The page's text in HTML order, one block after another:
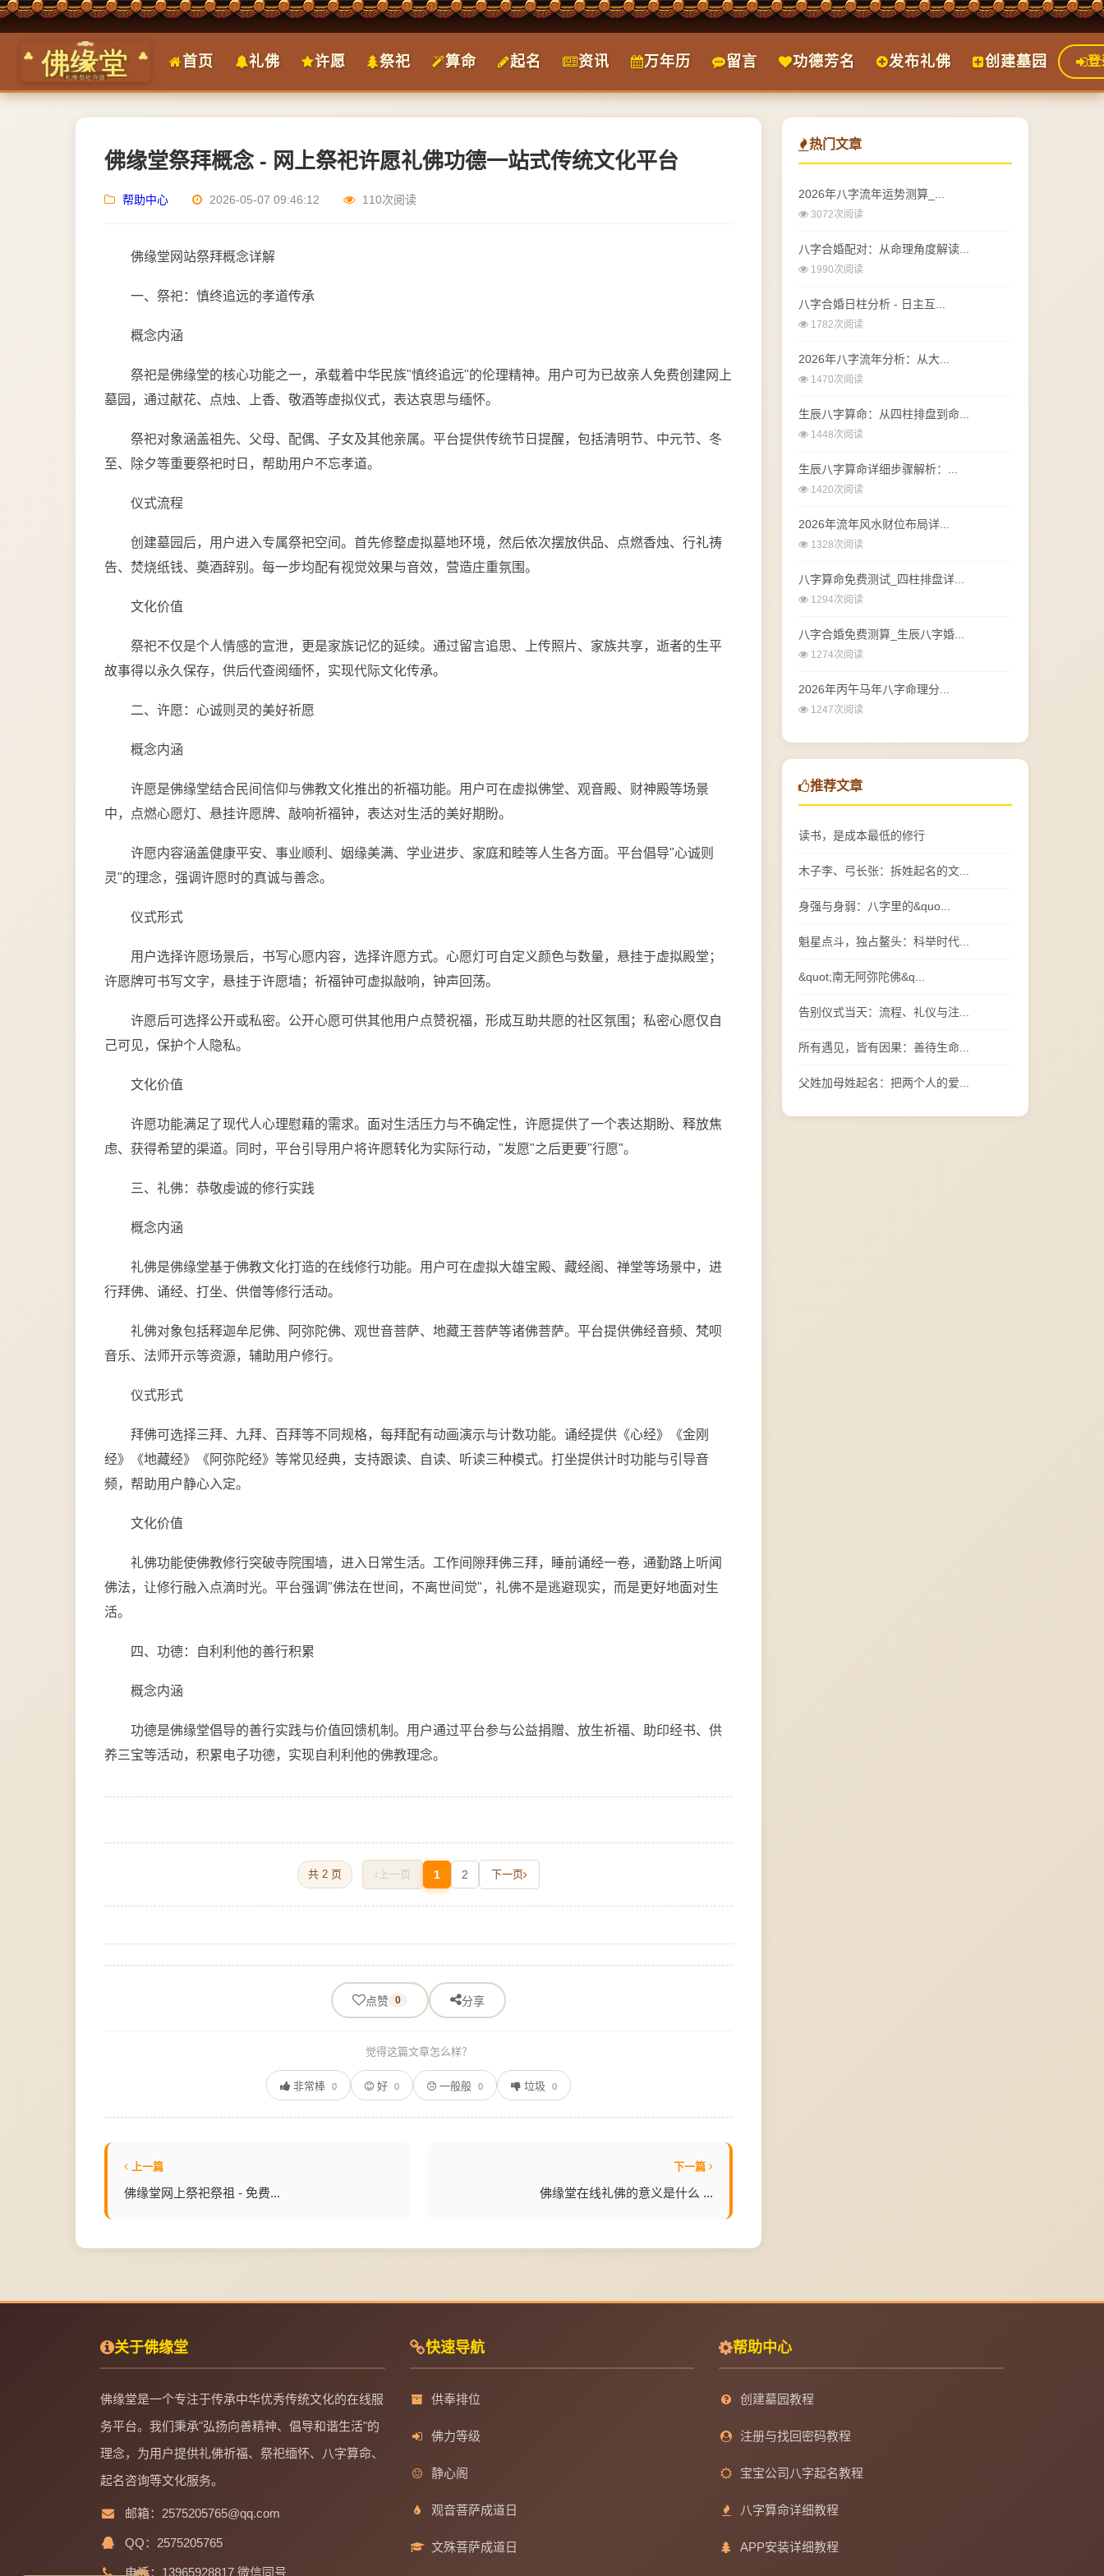
首页 礼佛 许愿 祭祀 算命 起名 资讯 万年历 留言 功德芳名 发布礼佛 创建墓园 登
佛缘堂祭拜概念 - 网上祭祀许愿礼佛功德一站式传统文化平台
帮助中心 2026-05-07 09:46:12 110次阅读
佛缘堂网站祭拜概念详解
一、祭祀：慎终追远的孝道传承
概念内涵
祭祀是佛缘堂的核心功能之一，承载着中华民族"慎终追远"的伦理精神。用户可为已故亲人免费创建网上
墓园，通过献花、点烛、上香、敬酒等虚拟仪式，表达哀思与缅怀。
祭祀对象涵盖祖先、父母、配偶、子女及其他亲属。平台提供传统节日提醒，包括清明节、中元节、冬
至、除夕等重要祭祀时日，帮助用户不忘孝道。
仪式流程
创建墓园后，用户进入专属祭祀空间。首先修整虚拟墓地环境，然后依次摆放供品、点燃香烛、行礼祷
告、焚烧纸钱、奠酒辞别。每一步均配有视觉效果与音效，营造庄重氛围。
文化价值
祭祀不仅是个人情感的宣泄，更是家族记忆的延续。通过留言追思、上传照片、家族共享，逝者的生平
故事得以永久保存，供后代查阅缅怀，实现代际文化传承。
二、许愿：心诚则灵的美好祈愿
概念内涵
许愿是佛缘堂结合民间信仰与佛教文化推出的祈福功能。用户可在虚拟佛堂、观音殿、财神殿等场景
中，点燃心愿灯、悬挂许愿牌、敲响祈福钟，表达对生活的美好期盼。
许愿内容涵盖健康平安、事业顺利、姻缘美满、学业进步、家庭和睦等人生各方面。平台倡导"心诚则
灵"的理念，强调许愿时的真诚与善念。
仪式形式
用户选择许愿场景后，书写心愿内容，选择许愿方式。心愿灯可自定义颜色与数量，悬挂于虚拟殿堂；
许愿牌可书写文字，悬挂于许愿墙；祈福钟可虚拟敲响，钟声回荡。
许愿后可选择公开或私密。公开心愿可供其他用户点赞祝福，形成互助共愿的社区氛围；私密心愿仅自
己可见，保护个人隐私。
文化价值
许愿功能满足了现代人心理慰藉的需求。面对生活压力与不确定性，许愿提供了一个表达期盼、释放焦
虑、获得希望的渠道。同时，平台引导用户将许愿转化为实际行动，"发愿"之后更要"行愿"。
三、礼佛：恭敬虔诚的修行实践
概念内涵
礼佛是佛缘堂基于佛教文化打造的在线修行功能。用户可在虚拟大雄宝殿、藏经阁、禅堂等场景中，进
行拜佛、诵经、打坐、供僧等修行活动。
礼佛对象包括释迦牟尼佛、阿弥陀佛、观世音菩萨、地藏王菩萨等诸佛菩萨。平台提供佛经音频、梵呗
音乐、法师开示等资源，辅助用户修行。
仪式形式
拜佛可选择三拜、九拜、百拜等不同规格，每拜配有动画演示与计数功能。诵经提供《心经》《金刚
经》《地藏经》《阿弥陀经》等常见经典，支持跟读、自读、听读三种模式。打坐提供计时功能与引导音
频，帮助用户静心入定。
文化价值
礼佛功能使佛教修行突破寺院围墙，进入日常生活。工作间隙拜佛三拜，睡前诵经一卷，通勤路上听闻
佛法，让修行融入点滴时光。平台强调"佛法在世间，不离世间觉"，礼佛不是逃避现实，而是更好地面对生
活。
四、功德：自利利他的善行积累
概念内涵
功德是佛缘堂倡导的善行实践与价值回馈机制。用户通过平台参与公益捐赠、放生祈福、助印经书、供
养三宝等活动，积累电子功德，实现自利利他的佛教理念。
共 2 页 上一页 1 2 下一页
点赞 0 分享
觉得这篇文章怎么样？
非常棒 0 好 0 一般般 0 垃圾 0
上一篇
佛缘堂网上祭祀祭祖 - 免费...
下一篇
佛缘堂在线礼佛的意义是什么 ...
热门文章
2026年八字流年运势测算_...
3072次阅读
八字合婚配对：从命理角度解读...
1990次阅读
八字合婚日柱分析 - 日主互...
1782次阅读
2026年八字流年分析：从大...
1470次阅读
生辰八字算命：从四柱排盘到命...
1448次阅读
生辰八字算命详细步骤解析：...
1420次阅读
2026年流年风水财位布局详...
1328次阅读
八字算命免费测试_四柱排盘详...
1294次阅读
八字合婚免费测算_生辰八字婚...
1274次阅读
2026年丙午马年八字命理分...
1247次阅读
推荐文章
读书，是成本最低的修行
木子李、弓长张：拆姓起名的文...
身强与身弱：八字里的&quo...
魁星点斗，独占鳌头：科举时代...
&quot;南无阿弥陀佛&q...
告别仪式当天：流程、礼仪与注...
所有遇见，皆有因果：善待生命...
父姓加母姓起名：把两个人的爱...
关于佛缘堂
佛缘堂是一个专注于传承中华优秀传统文化的在线服
务平台。我们秉承"弘扬向善精神、倡导和谐生活"的
理念，为用户提供礼佛祈福、祭祀缅怀、八字算命、
起名咨询等文化服务。
邮箱：2575205765@qq.com
QQ：2575205765
电话：13965928817 微信同号
快速导航
供奉排位
佛力等级
静心阁
观音菩萨成道日
文殊菩萨成道日
帮助中心
创建墓园教程
注册与找回密码教程
宝宝公司八字起名教程
八字算命详细教程
APP安装详细教程